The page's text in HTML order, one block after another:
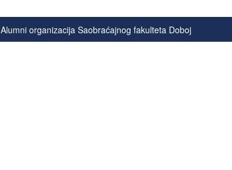
Alumni organizacija Saobraćajnog fakulteta Doboj